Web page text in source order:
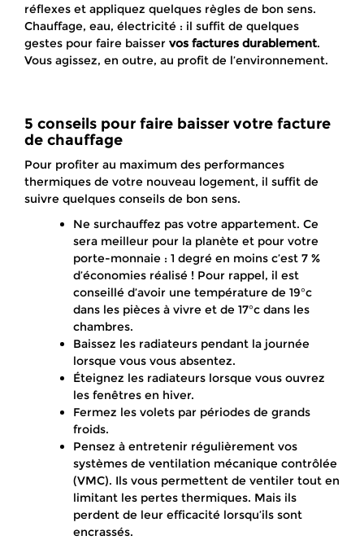
réflexes et appliquez quelques règles de bon sens.
Chauffage, eau, électricité : il suffit de quelques
gestes pour faire baisser vos factures durablement.
Vous agissez, en outre, au profit de l’environnement.
5 conseils pour faire baisser votre facture
de chauffage
Pour profiter au maximum des performances
thermiques de votre nouveau logement, il suffit de
suivre quelques conseils de bon sens.
Ne surchauffez pas votre appartement. Ce
sera meilleur pour la planète et pour votre
porte-monnaie : 1 degré en moins c’est 7 %
d’économies réalisé ! Pour rappel, il est
conseillé d’avoir une température de 19°c
dans les pièces à vivre et de 17°c dans les
chambres.
Baissez les radiateurs pendant la journée
lorsque vous vous absentez.
Éteignez les radiateurs lorsque vous ouvrez
les fenêtres en hiver.
Fermez les volets par périodes de grands
froids.
Pensez à entretenir régulièrement vos
systèmes de ventilation mécanique contrôlée
(VMC). Ils vous permettent de ventiler tout en
limitant les pertes thermiques. Mais ils
perdent de leur efficacité lorsqu’ils sont
encrassés.